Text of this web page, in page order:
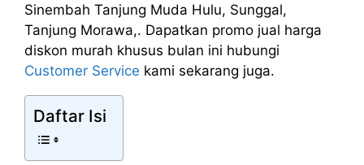
Sinembah Tanjung Muda Hulu, Sunggal,
Tanjung Morawa,. Dapatkan promo jual harga
diskon murah khusus bulan ini hubungi
Customer Service kami sekarang juga.
Daftar Isi